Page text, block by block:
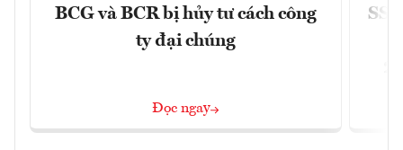
BCG và BCR bị hủy tư cách công
ty đại chúng
Đọc ngay
SSI